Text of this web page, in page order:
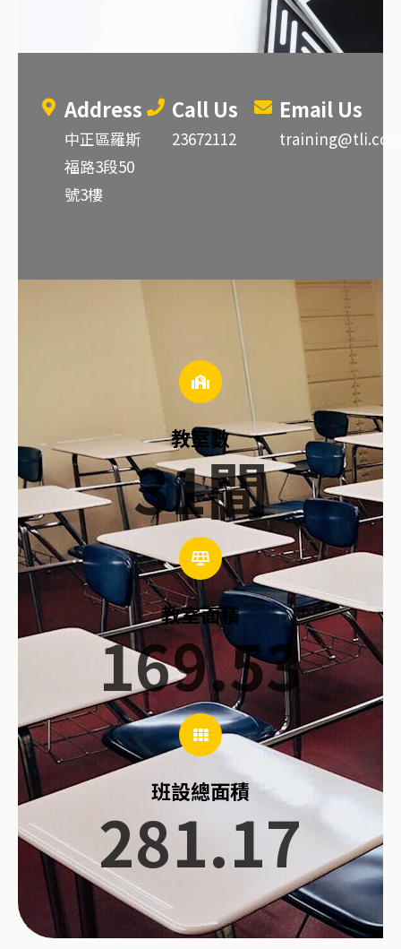
Address
中正區羅斯
福路3段50
號3樓
Call Us
23672112
Email Us
31間
教室數
教室面積
169.53
班設總面積
281.17